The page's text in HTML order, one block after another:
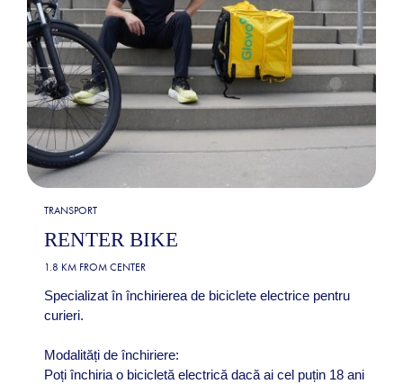
TRANSPORT
RENTER BIKE
1.8 KM FROM CENTER
Specializat în închirierea de biciclete electrice pentru
curieri.
Modalități de închiriere:
Poți închiria o bicicletă electrică dacă ai cel puțin 18 ani